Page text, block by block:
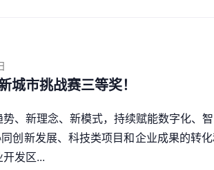
城市挑战赛三等奖！
、新理念、新模式，持续赋能数字化、
创新发展、科技类项目和企业成果的转
发区...